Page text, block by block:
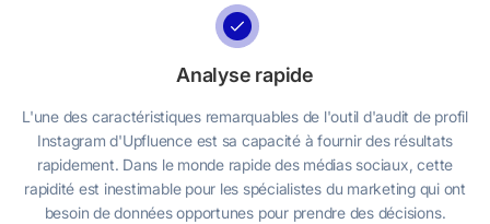
Analyse rapide
L'une des caractéristiques remarquables de l'outil d'audit de profil
Instagram d'Upfluence est sa capacité à fournir des résultats
rapidement. Dans le monde rapide des médias sociaux, cette
rapidité est inestimable pour les spécialistes du marketing qui ont
besoin de données opportunes pour prendre des décisions.